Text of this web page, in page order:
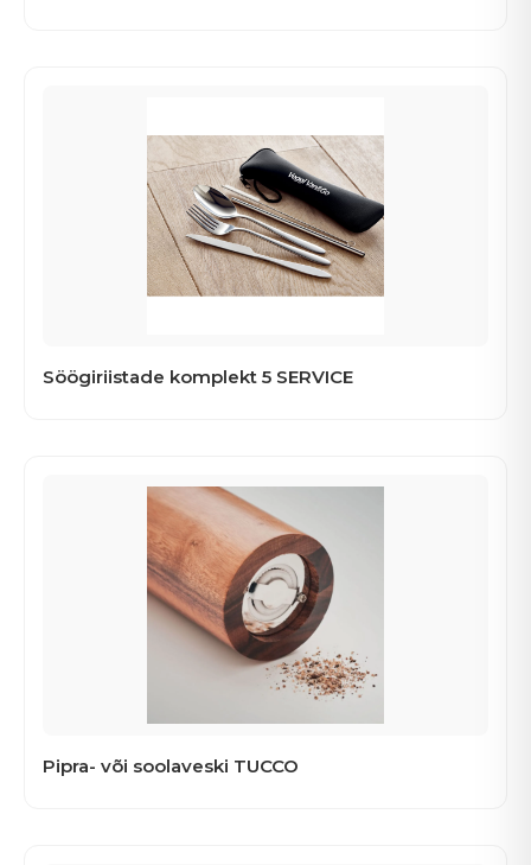
Söögiriistade komplekt 5 SERVICE
Pipra- või soolaveski TUCCO